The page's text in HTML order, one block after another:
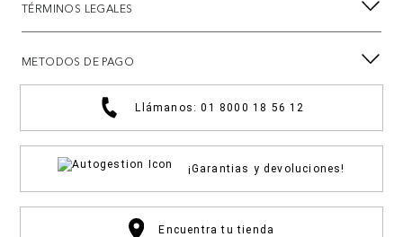
TÉRMINOS LEGALES
METODOS DE PAGO
Llámanos: 01 8000 18 56 12
¡Garantias y devoluciones!
Encuentra tu tienda